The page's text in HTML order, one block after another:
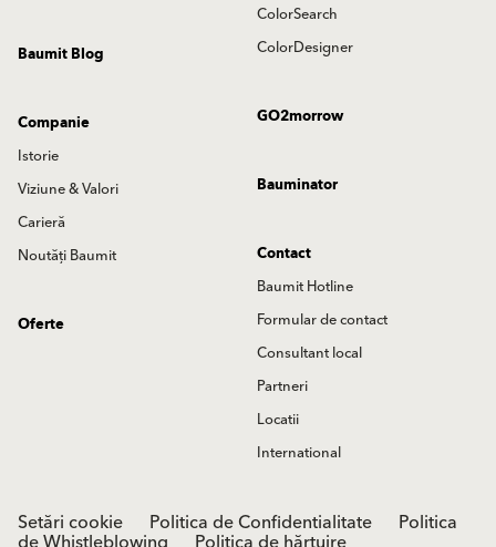
ColorSearch
ColorDesigner
Baumit Blog
GO2morrow
Companie
Istorie
Viziune & Valori
Carieră
Noutăți Baumit
Bauminator
Contact
Baumit Hotline
Formular de contact
Consultant local
Partneri
Locatii
International
Oferte
Setări cookie Politica de Confidentialitate Politica